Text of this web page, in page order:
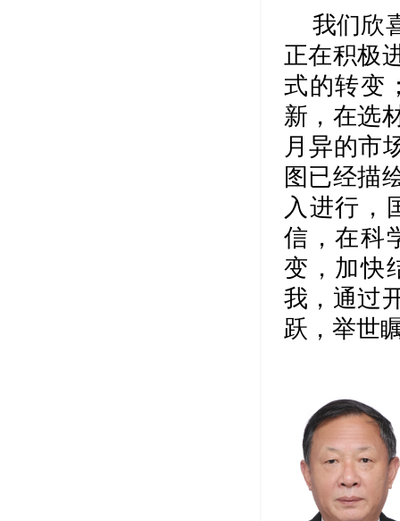
我们欣
正在积极
式的转变
新，在选
月异的市
图已经描
入进行，
信，在科
变，加快
我，通过
跃，举世